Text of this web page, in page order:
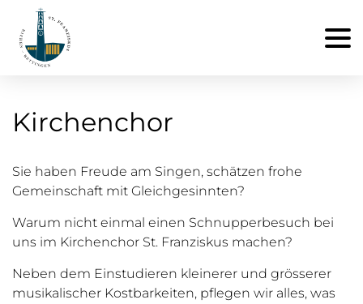
Kirchenchor
Sie haben Freude am Singen, schätzen frohe
Gemeinschaft mit Gleichgesinnten?
Warum nicht einmal einen Schnupperbesuch bei
uns im Kirchenchor St. Franziskus machen?
Neben dem Einstudieren kleinerer und grösserer
musikalischer Kostbarkeiten, pflegen wir alles, was